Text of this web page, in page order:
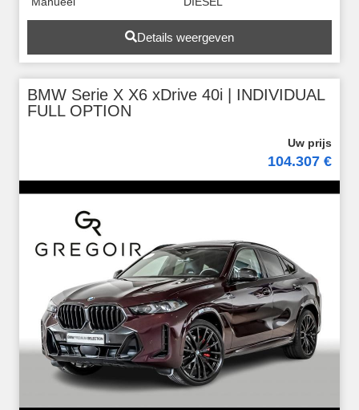
Details weergeven
BMW Serie X X6 xDrive 40i | INDIVIDUAL
FULL OPTION
104.307 €